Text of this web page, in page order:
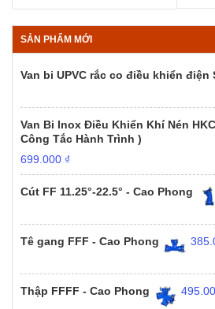
SẢN PHẨM MỚI
Van bi UPVC rắc co điều khiển điện
Van Bi Inox Điều Khiển Khí Nén
Công Tắc Hành Trình )
699.000 ₫
Cút FF 11.25°-22.5° - Cao Phong
Tê gang FFF - Cao Phong
Thập FFFF - Cao Phong